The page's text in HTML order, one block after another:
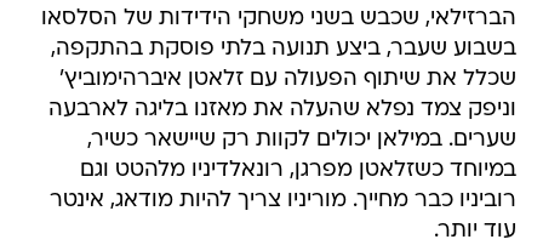
הברזילאי, שכבש בשני משחקי הידידות של הסלסאו
בשבוע שעבר, ביצע תנועה בלתי פוסקת בהתקפה,
שכלל את שיתוף הפעולה עם זלאטן איברהימוביץ'
וניפק צמד נפלא שהעלה את מאזנו בליגה לארבעה
שערים. במילאן יכולים לקוות רק שיישאר כשיר,
במיוחד כשזלאטן מפרגן, רונאלדיניו מלהטט וגם
רוביניו כבר מחייך. מוריניו צריך להיות מודאג, אינטר
עוד יותר.